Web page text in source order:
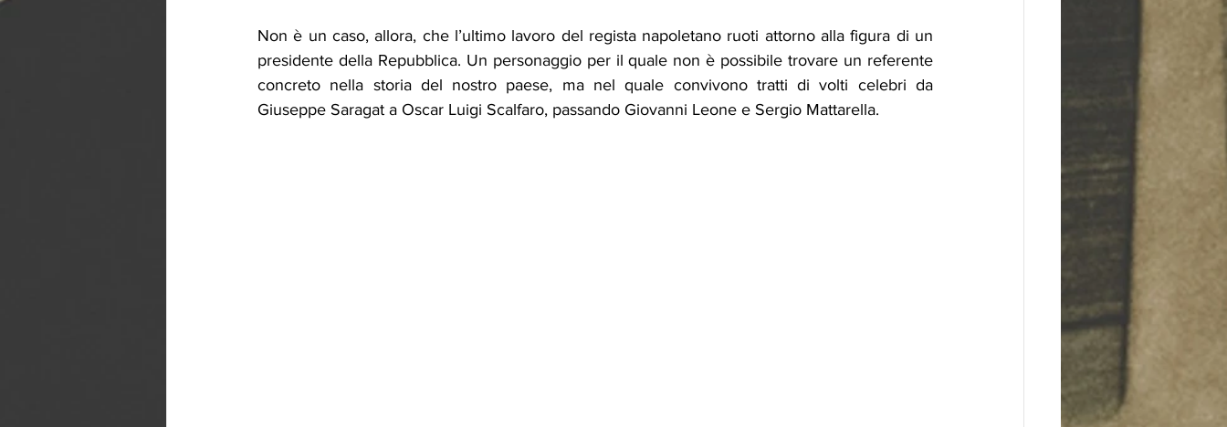
Non è un caso, allora, che l’ultimo lavoro del regista napoletano ruoti attorno alla figura di un
presidente della Repubblica. Un personaggio per il quale non è possibile trovare un referente
concreto nella storia del nostro paese, ma nel quale convivono tratti di volti celebri da
Giuseppe Saragat a Oscar Luigi Scalfaro, passando Giovanni Leone e Sergio Mattarella.